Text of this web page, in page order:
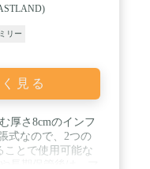
も最適】190cm ×
とができ2枚並べ
して車に積んでお
x 66cm x
日から360日間有
で圧縮処理をして
全体に空気が行き
リー
見る
厚さ8cmのインフ
式なので、2つの
ことで使用可能な